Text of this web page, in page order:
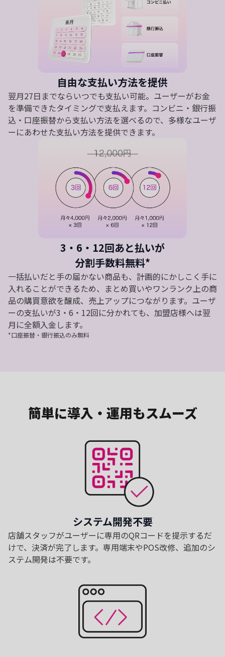
自由な支払い方法を提供
翌月27日までならいつでも支払い可能。ユーザーがお金
を準備できたタイミングで支払えます。コンビニ・銀行振
込・口座振替から支払い方法を選べるので、多様なユーザ
ーにあわせた支払い方法を提供できます。
3・6・12回あと払いが
分割手数料無料*
一括払いだと手の届かない商品も、計画的にかしこく手に
入れることができるため、まとめ買いやワンランク上の商
品の購買意欲を醸成、売上アップにつながります。ユーザ
ーの支払いが3・6・12回に分かれても、加盟店様へは翌
月に全額入金します。
*口座振替・銀行振込のみ無料
簡単に導入・運用もスムーズ
システム開発不要
店舗スタッフがユーザーに専用のQRコードを提示するだ
けで、決済が完了します。専用端末やPOS改修、追加のシ
ステム開発は不要です。